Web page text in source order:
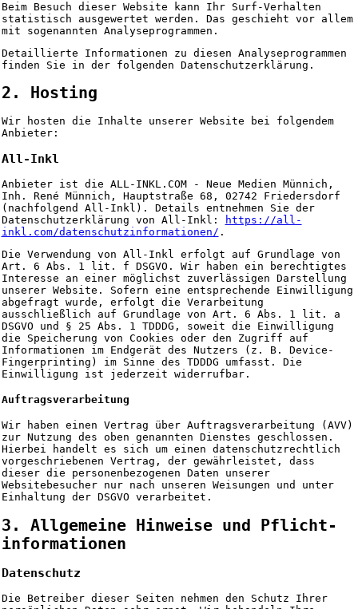
Beim Besuch dieser Website kann Ihr Surf-Verhalten
statistisch ausgewertet werden. Das geschieht vor allem
mit sogenannten Analyseprogrammen.
Detaillierte Informationen zu diesen Analyseprogrammen
finden Sie in der folgenden Datenschutzerklärung.
2. Hosting
Wir hosten die Inhalte unserer Website bei folgendem
Anbieter:
All-Inkl
Anbieter ist die ALL-INKL.COM - Neue Medien Münnich,
Inh. René Münnich, Hauptstraße 68, 02742 Friedersdorf
(nachfolgend All-Inkl). Details entnehmen Sie der
Datenschutzerklärung von All-Inkl:
https://all-
inkl.com/datenschutzinformationen/ .
Die Verwendung von All-Inkl erfolgt auf Grundlage von
Art. 6 Abs. 1 lit. f DSGVO. Wir haben ein berechtigtes
Interesse an einer möglichst zuverlässigen Darstellung
unserer Website. Sofern eine entsprechende Einwilligung
abgefragt wurde, erfolgt die Verarbeitung
ausschließlich auf Grundlage von Art. 6 Abs. 1 lit. a
DSGVO und § 25 Abs. 1 TDDDG, soweit die Einwilligung
die Speicherung von Cookies oder den Zugriff auf
Informationen im Endgerät des Nutzers (z. B. Device-
Fingerprinting) im Sinne des TDDDG umfasst. Die
Einwilligung ist jederzeit widerrufbar.
Auftragsverarbeitung
Wir haben einen Vertrag über Auftragsverarbeitung (AVV)
zur Nutzung des oben genannten Dienstes geschlossen.
Hierbei handelt es sich um einen datenschutzrechtlich
vorgeschriebenen Vertrag, der gewährleistet, dass
dieser die personenbezogenen Daten unserer
Websitebesucher nur nach unseren Weisungen und unter
Einhaltung der DSGVO verarbeitet.
3. Allgemeine Hinweise und Pflicht­
informationen
Datenschutz
Die Betreiber dieser Seiten nehmen den Schutz Ihrer